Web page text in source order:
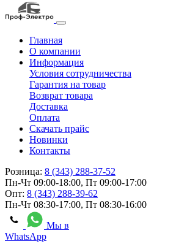
Главная
О компании
Информация
Условия сотрудничества
Гарантия на товар
Возврат товара
Доставка
Оплата
Скачать прайс
Новинки
Контакты
Розница: 8 (343) 288-37-52
Пн-Чт 09:00-18:00, Пт 09:00-17:00
Опт: 8 (343) 288-39-62
Пн-Чт 08:30-17:00, Пт 08:30-16:00
Мы в
WhatsApp